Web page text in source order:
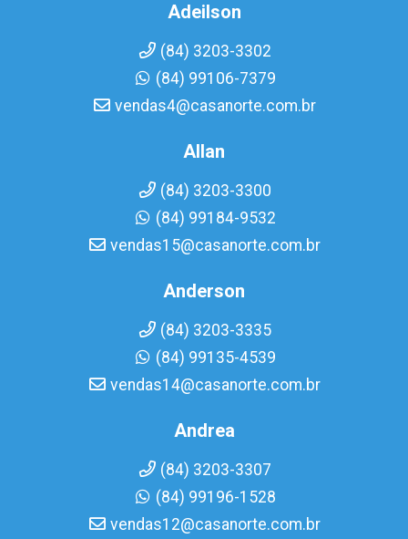
Adeilson
(84) 3203-3302
(84) 99106-7379
vendas4@casanorte.com.br
Allan
(84) 3203-3300
(84) 99184-9532
vendas15@casanorte.com.br
Anderson
(84) 3203-3335
(84) 99135-4539
vendas14@casanorte.com.br
Andrea
(84) 3203-3307
(84) 99196-1528
vendas12@casanorte.com.br